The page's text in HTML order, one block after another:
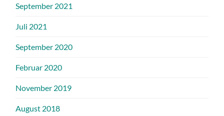
September 2021
Juli 2021
September 2020
Februar 2020
November 2019
August 2018